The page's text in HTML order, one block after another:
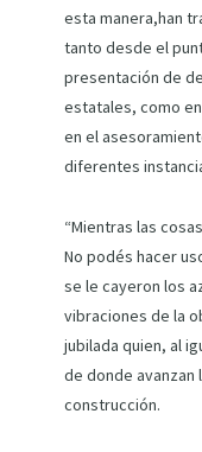
esta manera,han
tanto desde el
presentación de
estatales, como
en el
diferentes
“Mientras las
No podés hacer
se le cayeron los
vibraciones de la
jubilada quien, al
de donde avanzan
construcción.